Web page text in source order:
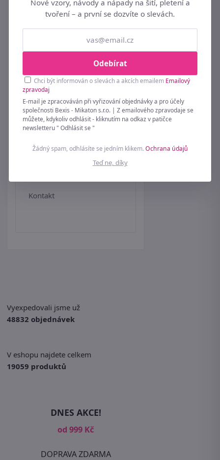
Dárek k objednávce
Seznam všech značek
Soutěžní podmínky
Péče o spodní prádlo
Kontakt
Vyexpedovali jsme už
48832 objednávek
V eshopu najdete celkem
19059 produktů
DNES AKCE!
od 999 Kč
DOPRAVA ZDARMA
Nové vzory, návody a nápady na šití, pletení a
tvoření – a první se dozvíte o slevách.
Odebírat
Chci být informován o slevách a akcích emailem Emailový
zpravodaj
E-mail je zpracováván při vyřizování objednávky a pro účely
společnosti Bexis - Mikaton s.r.o. | Z emailového zpravodaje se
můžete, kdykoliv odhlásit - kliknutím na odkaz v patičce
newsletteru " Odhlásit se "
Žádný spam, odhlásíte se jedním klikem.Ochrana údajů
Teď ne, díky